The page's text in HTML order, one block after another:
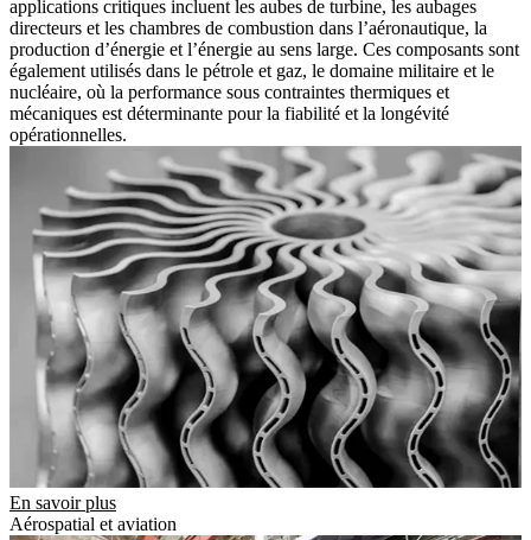
applications critiques incluent les aubes de turbine, les aubages
directeurs et les chambres de combustion dans l’aéronautique, la
production d’énergie et l’énergie au sens large. Ces composants sont
également utilisés dans le pétrole et gaz, le domaine militaire et le
nucléaire, où la performance sous contraintes thermiques et
mécaniques est déterminante pour la fiabilité et la longévité
opérationnelles.
En savoir plus
Aérospatial et aviation